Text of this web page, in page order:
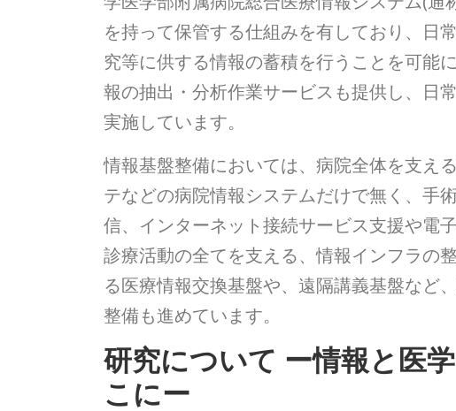
を持って保管する仕組みを有しており、日
究等に供する情報の蓄積を行うことを可能
報の抽出・分析作業サービスも提供し、日
実施しています。
情報基盤整備においては、病院全体を支え
テなどの病院情報システムだけで無く、手
信、インターネット接続サービス支援や電
診療活動の全てを支える、情報インフラの
る医療情報交換基盤や、遠隔講義基盤など
整備も進めています。
研究について ー情報と医
こにー